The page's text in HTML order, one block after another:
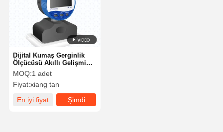
Dijital Kumaş Gerginlik
Ölçücüsü Akıllı Gelişmiş
Ekran Baskı Gerginlik
Ölçücüsü
MOQ:1 adet
Fiyat:xiang tan
En iyi fiyat
Şimdi